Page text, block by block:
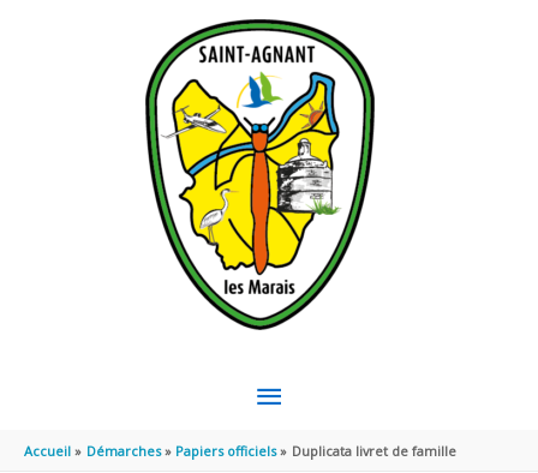
MENU
PRINCIPAL
Accueil Démarches Papiers officiels Duplicata livret de famille